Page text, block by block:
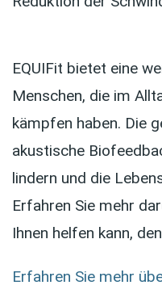
EQUIFit bietet eine
Menschen, die im
kämpfen haben. Die
akustische
lindern und die
Erfahren Sie mehr
Ihnen helfen kann,
Erfahren Sie mehr